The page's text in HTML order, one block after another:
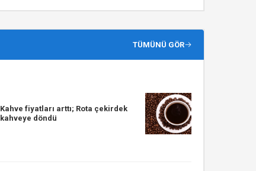
TÜMÜNÜ GÖR
Kahve fiyatları arttı; Rota çekirdek
kahveye döndü